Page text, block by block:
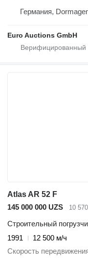
Германия,
Euro Auctions GmbH
Atlas AR 52 F
145 000 000 UZS
10
Строительный
1991
12 500 м/ч
Скорость